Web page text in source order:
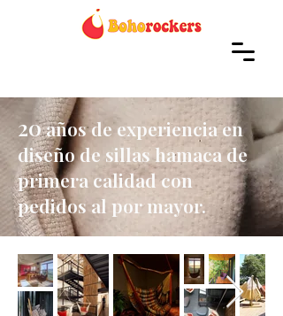
desde 2002
20años de experiencia en
diseño de sillas hamaca de
primera calidad con
pedidos al por mayor.